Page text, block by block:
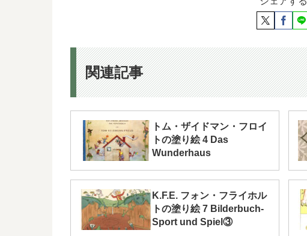
関連記事
トム・ザイドマン・フロイ
トの塗り絵 4 Das
Wunderhaus
K.F.E. フォン・フライホル
トの塗り絵 7 Bilderbuch-
Sport und Spiel③